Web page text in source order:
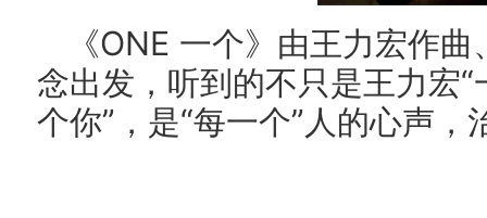
《ONE 一个》由王力宏作
念出发，听到的不只是王力宏
个你”，是“每一个”人的心声，